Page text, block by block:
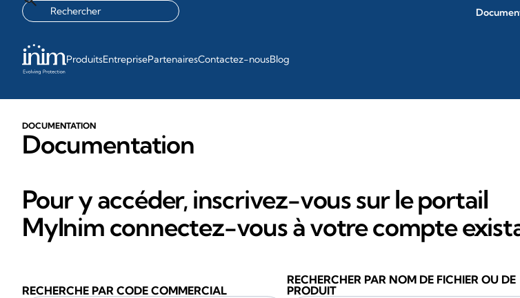
ProduitsEntreprisePartenairesContactez-nousBlog
DOCUMENTATION
Documentation
Pour y accéder, inscrivez-vous sur le portail
MyInim connectez-vous à votre compte
RECHERCHE PAR CODE COMMERCIAL
RECHERCHER PAR NOM DE FICHIER OU DE
PRODUIT